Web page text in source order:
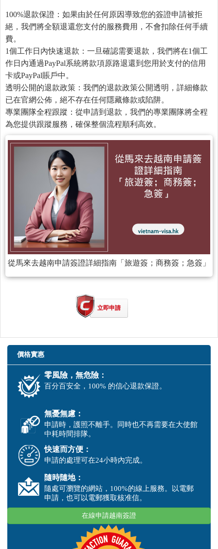
100%退款保證：如果由於任何原因導致您的簽證申請被拒
絕，我們將全額退還您支付的服務費用，不會扣除任何手續
費。
1個工作日內快速退款：一旦確認需要退款，我們將在1個工
作日內通過PayPal系統將款項原路退還到您用於支付的信用
卡或PayPal賬戶中。
透明公開的退款政策：我們的退款政策公開透明，詳細條款
已在官網公佈，絕不存在任何隱藏條款或陷阱。
專業團隊全程跟蹤：從申請到退款，我們的專業團隊將全程
為您提供跟蹤服務，確保整個流程順利高效。
從馬來去越南申請簽證詳細指南「旅遊簽；商務簽；急簽」
立即申請
價格實惠
零風險，無危險：
百分百安全，100% 的信心退款保證。
無憂無慮：
申請時，護照不離手。同時也不再需要在大使館
中耗時間排隊。
快速而方便：
申請的處理可在24小時內完成。
隨時隨地：
隨處可瀏覽的網站，100%的線上服務。以電郵
申請，也可以電郵獲取核准信。
在線申請越南簽證